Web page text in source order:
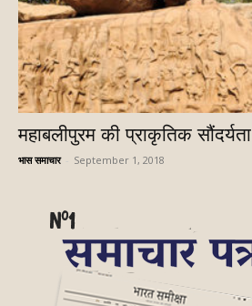
महाबलीपुरम की प्राकृतिक सौंदर्यता
भास समाचार September 1, 2018